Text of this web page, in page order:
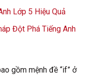
Lớp 5 Hiệu Quả
Đột Phá Tiếng Anh
gồm mệnh đề “if” ở